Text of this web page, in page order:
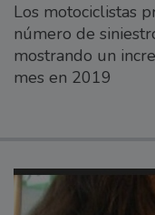
Los motociclistas
número de
mostrando un
mes en 2019